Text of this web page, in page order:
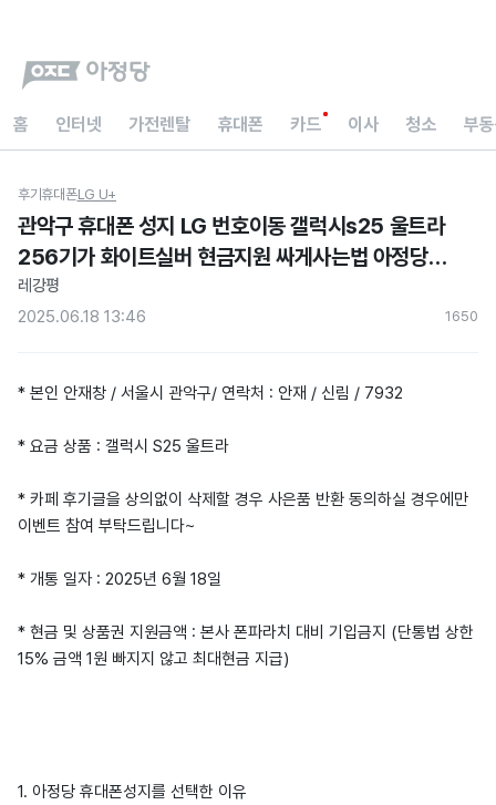
홈 인터넷 가전렌탈 휴대폰 카드 이사 청소 부
후기휴대폰LG U+
관악구 휴대폰 성지 LG 번호이동 갤럭시s25 울트라
256기가 화이트실버 현금지원 싸게사는법 아정당
내돈내산 후기
레강평
2025.06.18 13:46
1650
* 본인 안재창 / 서울시 관악구/ 연락처 : 안재 / 신림 / 7932
* 요금 상품 : 갤럭시 S25 울트라
* 카페 후기글을 상의없이 삭제할 경우 사은품 반환 동의하실 경우에만
이벤트 참여 부탁드립니다~
* 개통 일자 : 2025년 6월 18일
* 현금 및 상품권 지원금액 : 본사 폰파라치 대비 기입금지 (단통법 상한
15% 금액 1원 빠지지 않고 최대현금 지급)
1. 아정당 휴대폰성지를 선택한 이유